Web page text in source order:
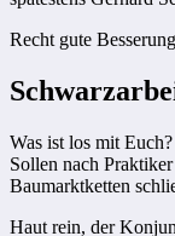
Recht gute
Was ist los mit
Sollen nach
Baumarktketten
Haut rein, der